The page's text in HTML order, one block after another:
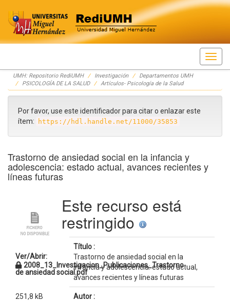
Skip
navigation
UMH: Repositorio RediUMH Investigación
Departamentos UMH
PSICOLOGÍA DE LA SALUD
Artículos- Psicología de la Salud
Por favor, use este identificador para citar o enlazar este
ítem:
https://hdl.handle.net/11000/35853
Trastorno de ansiedad social en la infancia y
adolescencia: estado actual, avances recientes y
líneas futuras
Ver/Abrir:
2008_13_Investigacion_Publicaciones_Trastorno
de ansiedad social.pdf
251,8 kB
Este recurso está
restringido
Título :
Trastorno de ansiedad social en la
infancia y adolescencia: estado actual,
avances recientes y líneas futuras
Autor :